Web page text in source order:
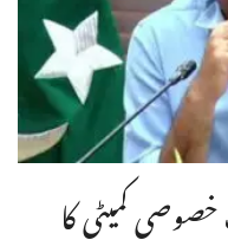
کمیٹی کا